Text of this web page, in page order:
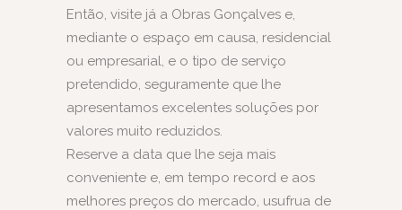
Então, visite já a Obras Gonçalves e,
mediante o espaço em causa, residencial
ou empresarial, e o tipo de serviço
pretendido, seguramente que lhe
apresentamos excelentes soluções por
valores muito reduzidos.
Reserve a data que lhe seja mais
conveniente e, em tempo record e aos
melhores preços do mercado, usufrua de